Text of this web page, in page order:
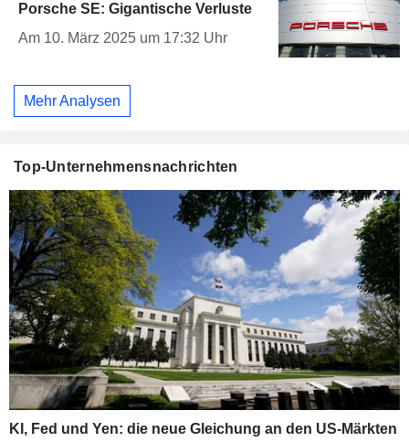
Porsche SE: Gigantische Verluste
Am 10. März 2025 um 17:32 Uhr
Mehr Analysen
Top-Unternehmensnachrichten
KI, Fed und Yen: die neue Gleichung an den US-Märkten